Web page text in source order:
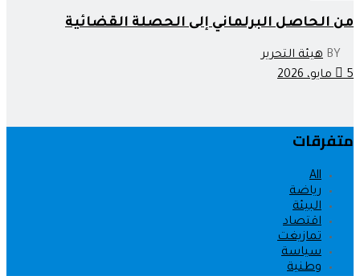
من الحاصل البرلماني إلى الحصلة القضائية
BY هيئة التحرير
5 مايو، 2026
متفرقات
All
رياضة
البيئة
اقتصاد
تمازيغت
سياسة
وطنية